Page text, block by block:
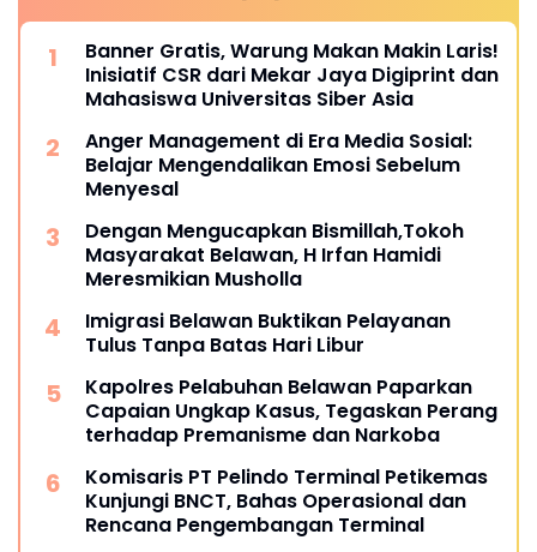
Banner Gratis, Warung Makan Makin Laris!
Inisiatif CSR dari Mekar Jaya Digiprint dan
Mahasiswa Universitas Siber Asia
Anger Management di Era Media Sosial:
Belajar Mengendalikan Emosi Sebelum
Menyesal
Dengan Mengucapkan Bismillah,Tokoh
Masyarakat Belawan, H Irfan Hamidi
Meresmikian Musholla
Imigrasi Belawan Buktikan Pelayanan
Tulus Tanpa Batas Hari Libur
Kapolres Pelabuhan Belawan Paparkan
Capaian Ungkap Kasus, Tegaskan Perang
terhadap Premanisme dan Narkoba
Komisaris PT Pelindo Terminal Petikemas
Kunjungi BNCT, Bahas Operasional dan
Rencana Pengembangan Terminal